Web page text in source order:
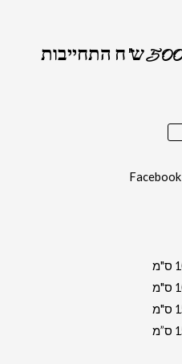
משלוח חינם בקנייה מעל 500 ש"ח התחייבות
Facebook